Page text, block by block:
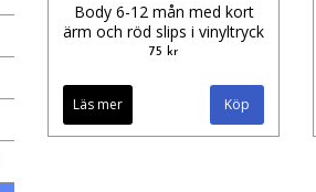
Body 6-12 mån med kort
ärm och röd slips i vinyltryck
75 kr
Läs mer Köp